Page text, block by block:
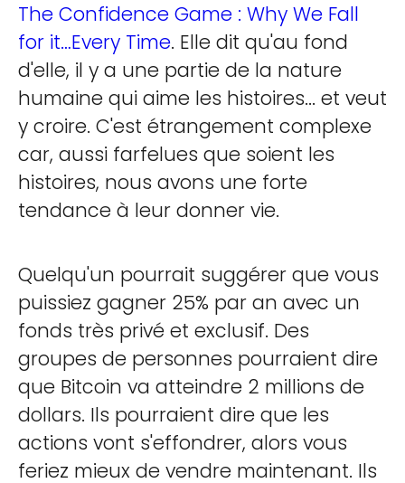
The Confidence Game : Why We Fall
for it…Every Time. Elle dit qu'au fond
d'elle, il y a une partie de la nature
humaine qui aime les histoires... et veut
y croire. C'est étrangement complexe
car, aussi farfelues que soient les
histoires, nous avons une forte
tendance à leur donner vie.
Quelqu'un pourrait suggérer que vous
puissiez gagner 25% par an avec un
fonds très privé et exclusif. Des
groupes de personnes pourraient dire
que Bitcoin va atteindre 2 millions de
dollars. Ils pourraient dire que les
actions vont s'effondrer, alors vous
feriez mieux de vendre maintenant. Ils